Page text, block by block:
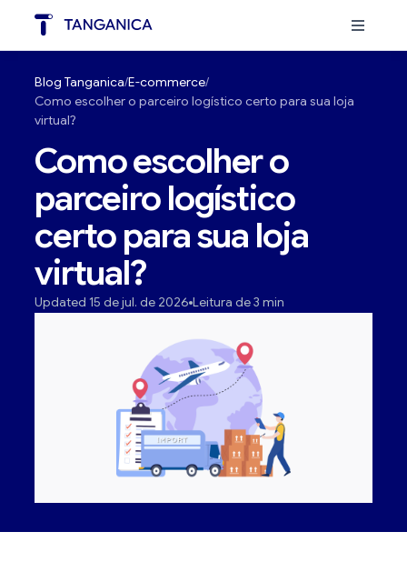
Blog Tanganica E-commerce
Como escolher o parceiro logístico certo para sua loja
virtual?
Como escolher o
parceiro logístico
certo para sua loja
virtual?
Updated 15 de jul. de 2026 Leitura de 3 min